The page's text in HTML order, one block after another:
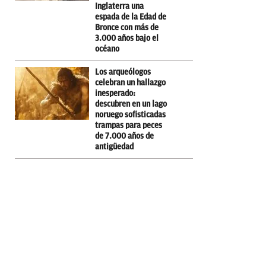
Inglaterra una
espada de la Edad de
Bronce con más de
3.000 años bajo el
océano
Los arqueólogos
celebran un hallazgo
inesperado:
descubren en un lago
noruego sofisticadas
trampas para peces
de 7.000 años de
antigüedad